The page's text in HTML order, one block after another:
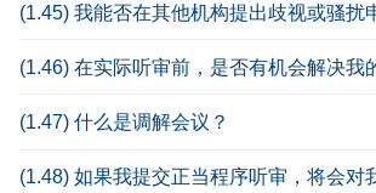
(1.45) 我能否在其他机构提出歧视或骚扰
(1.46) 在实际听审前，是否有机会解决我
(1.47) 什么是调解会议？
(1.48) 如果我提交正当程序听审，将会对